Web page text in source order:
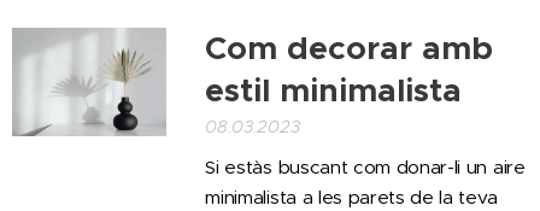
Com decorar amb
estil minimalista
08.03.2023
Si estàs buscant com donar-li un aire
minimalista a les parets de la teva